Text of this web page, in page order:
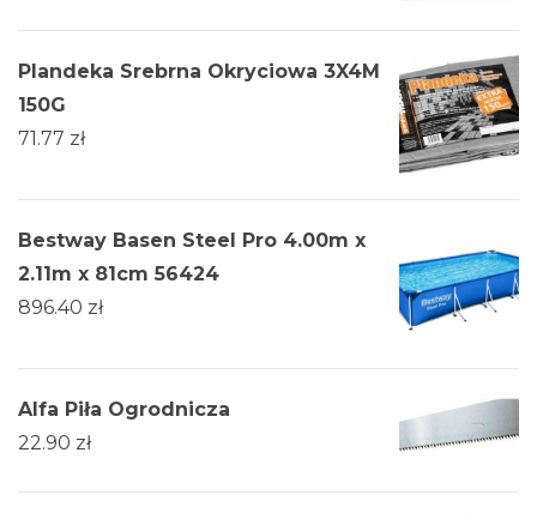
Plandeka Srebrna Okryciowa 3X4M
150G
71.77 zł
Bestway Basen Steel Pro 4.00m x
2.11m x 81cm 56424
896.40 zł
Alfa Piła Ogrodnicza
22.90 zł